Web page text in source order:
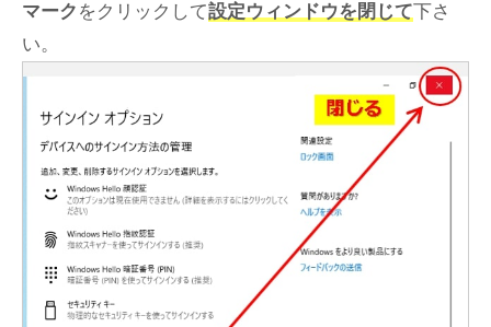
マーク をクリックして設定ウィンドウを閉じて下さ
い。